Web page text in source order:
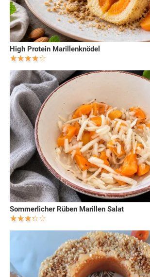
High Protein Marillenknödel
Sommerlicher Rüben Marillen Salat